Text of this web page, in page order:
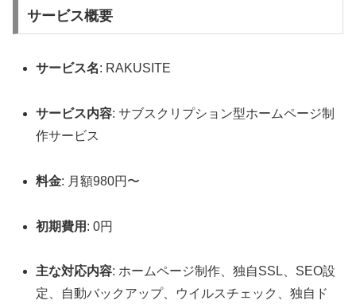
サービス概要
サービス名: RAKUSITE
サービス内容: サブスクリプション型ホームページ制
作サービス
料金: 月額980円〜
初期費用 : 0円
主な対応内容: ホームページ制作、独自SSL、SEO設
定、自動バックアップ、ウイルスチェック、独自ド